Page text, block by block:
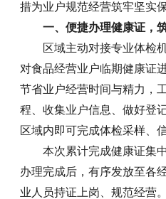
措为业户规范经营筑牢坚实保
一、便捷办理健康证，
区域主动对接专业体检
对食品经营业户临期健康证
节省业户经营时间与精力，
程、收集业户信息、做好登
区域内即可完成体检采样、
本次累计完成健康证集
办理完成后，有序发放至各
业人员持证上岗、规范经营。